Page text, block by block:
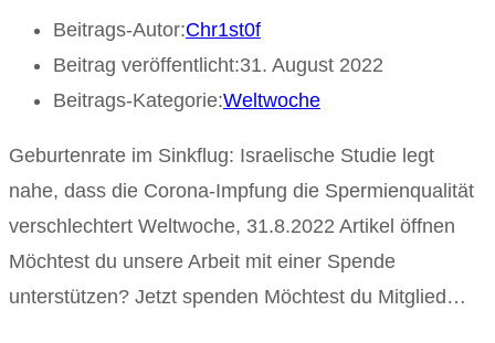
Beitrags-Autor:Chr1st0f
Beitrag veröffentlicht:31. August 2022
Beitrags-Kategorie:Weltwoche
Geburtenrate im Sinkflug: Israelische Studie legt
nahe, dass die Corona-Impfung die Spermienqualität
verschlechtert Weltwoche, 31.8.2022 Artikel öffnen
Möchtest du unsere Arbeit mit einer Spende
unterstützen? Jetzt spenden Möchtest du Mitglied…